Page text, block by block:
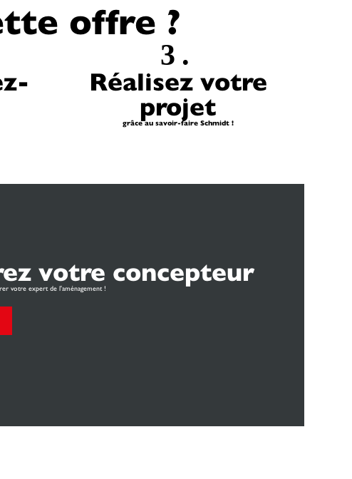
offre ?
3.
Réalisez votre
projet
grâce au savoir-faire Schmidt !
votre concepteur
votre expert de l'aménagement !